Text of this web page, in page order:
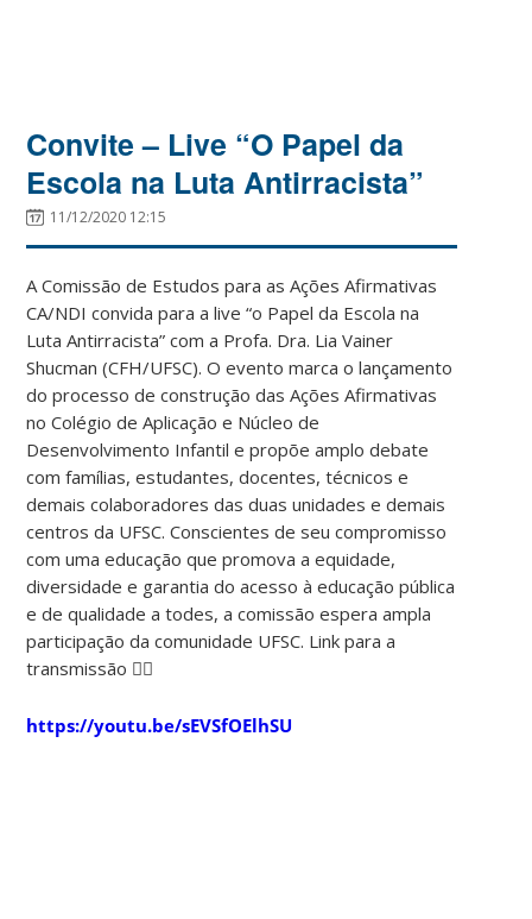
Convite – Live “O Papel da
Escola na Luta Antirracista”
11/12/2020 12:15
A Comissão de Estudos para as Ações Afirmativas
CA/NDI convida para a live “o Papel da Escola na
Luta Antirracista” com a Profa. Dra. Lia Vainer
Shucman (CFH/UFSC). O evento marca o lançamento
do processo de construção das Ações Afirmativas
no Colégio de Aplicação e Núcleo de
Desenvolvimento Infantil e propõe amplo debate
com famílias, estudantes, docentes, técnicos e
demais colaboradores das duas unidades e demais
centros da UFSC. Conscientes de seu compromisso
com uma educação que promova a equidade,
diversidade e garantia do acesso à educação pública
e de qualidade a todes, a comissão espera ampla
participação da comunidade UFSC. Link para a
transmissão 👇🏿
https://youtu.be/sEVSfOElhSU